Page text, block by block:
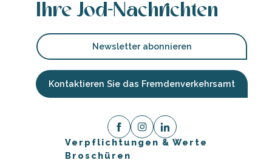
Ihre Jod-Nachrichten
Newsletter abonnieren
Kontaktieren Sie das Fremdenverkehrsamt
Verpflichtungen & Werte
Broschüren